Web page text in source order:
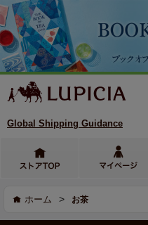
Global Shipping Guidance
ホーム > お茶